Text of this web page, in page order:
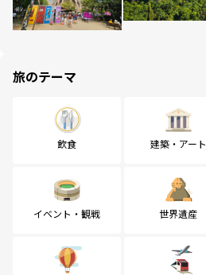
旅のテーマ
飲食 建築・アート
イベント・観戦 世界遺産